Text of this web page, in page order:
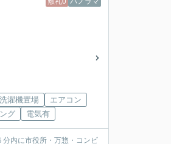
濯機置場
エアコン
グ 電気有
内に市役所・万惣・コンビ